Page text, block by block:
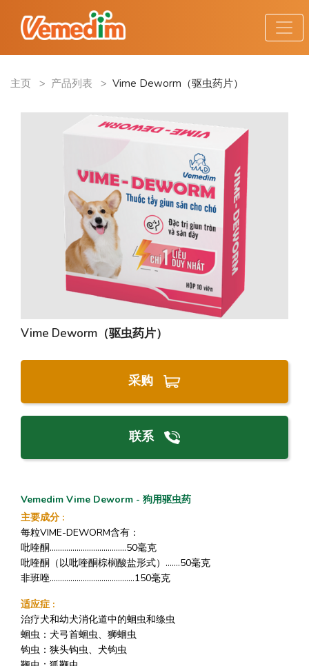
主页 > 产品列表 > Vime Deworm（驱虫药片）
Vime Deworm（驱虫药片）
采购
联系
Vemedim Vime Deworm - 狗用驱虫药
主要成分 :
每粒VIME-DEWORM含有：
吡喹酮.....................................50毫克
吡喹酮（以吡喹酮棕榈酸盐形式）.......50毫克
非班唑.........................................150毫克
适应症 :
治疗犬和幼犬消化道中的蛔虫和绦虫
蛔虫：犬弓首蛔虫、狮蛔虫
钩虫：狭头钩虫、犬钩虫